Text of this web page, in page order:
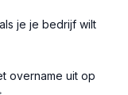
je je bedrijf wilt
overname uit op